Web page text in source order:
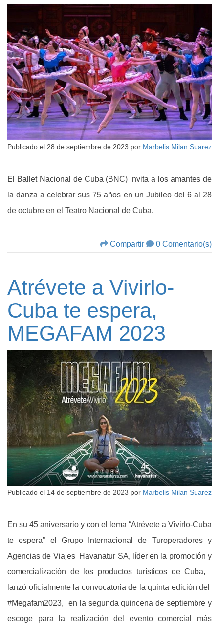
Publicado el 28 de septiembre de 2023 por Marbelis Milan Suarez
El Ballet Nacional de Cuba (BNC) invita a los amantes de
la danza a celebrar sus 75 años en un Jubileo del 6 al 28
de octubre en el Teatro Nacional de Cuba.
Compartir 0 Comentario(s)
Atrévete a Vivirlo-
Cuba te espera,
MEGAFAM 2023
Publicado el 14 de septiembre de 2023 por Marbelis Milan Suarez
En su 45 aniversario y con el lema “Atrévete a Vivirlo-Cuba
te espera” el Grupo Internacional de Turoperadores y
Agencias de Viajes Havanatur SA, líder en la promoción y
comercialización de los productos turísticos de Cuba,
lanzó oficialmente la convocatoria de la quinta edición del
#Megafam2023, en la segunda quincena de septiembre y
escoge para la realización del evento comercial más